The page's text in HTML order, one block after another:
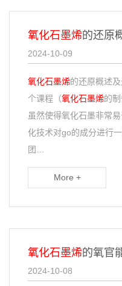
氧化石墨烯的还原
2024-10-09
氧化石墨烯的还原概述
个课程（氧化石墨烯的
虽然使得氧化石墨非常
化技术对go的成分进行
团…
More +
氧化石墨烯的氧官
2024-10-08